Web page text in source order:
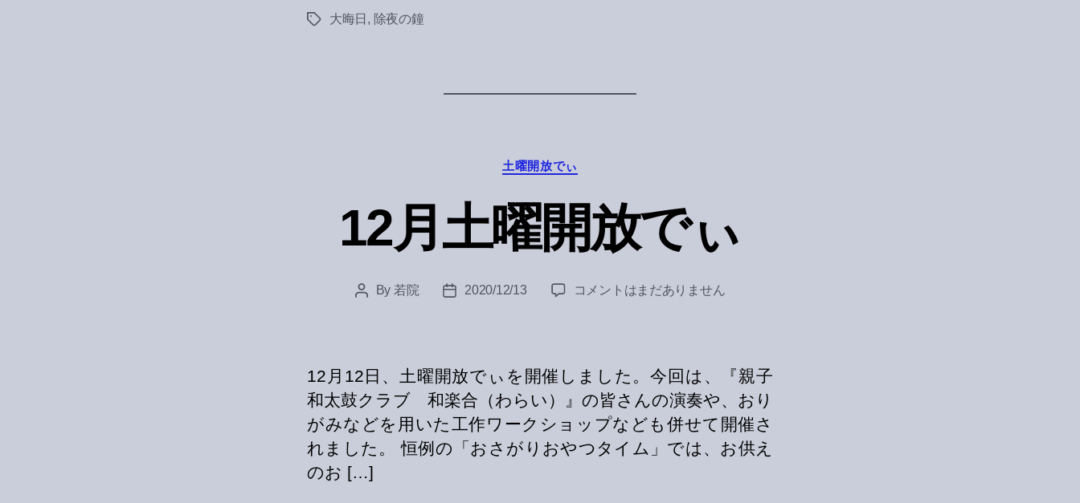
Tags大晦日 , 除夜の鐘
Categories
土曜開放でぃ
12月土曜開放でぃ
PostBy 若院
Post2020/12/13
12
放
で
ぃ
へ
コメントはまだありません
12月12日、土曜開放でぃを開催しました。今回は、『親子
和太鼓クラブ 和楽合（わらい）』の皆さんの演奏や、おり
がみなどを用いた工作ワークショップなども併せて開催さ
れました。 恒例の「おさがりおやつタイム」では、お供え
のお […]